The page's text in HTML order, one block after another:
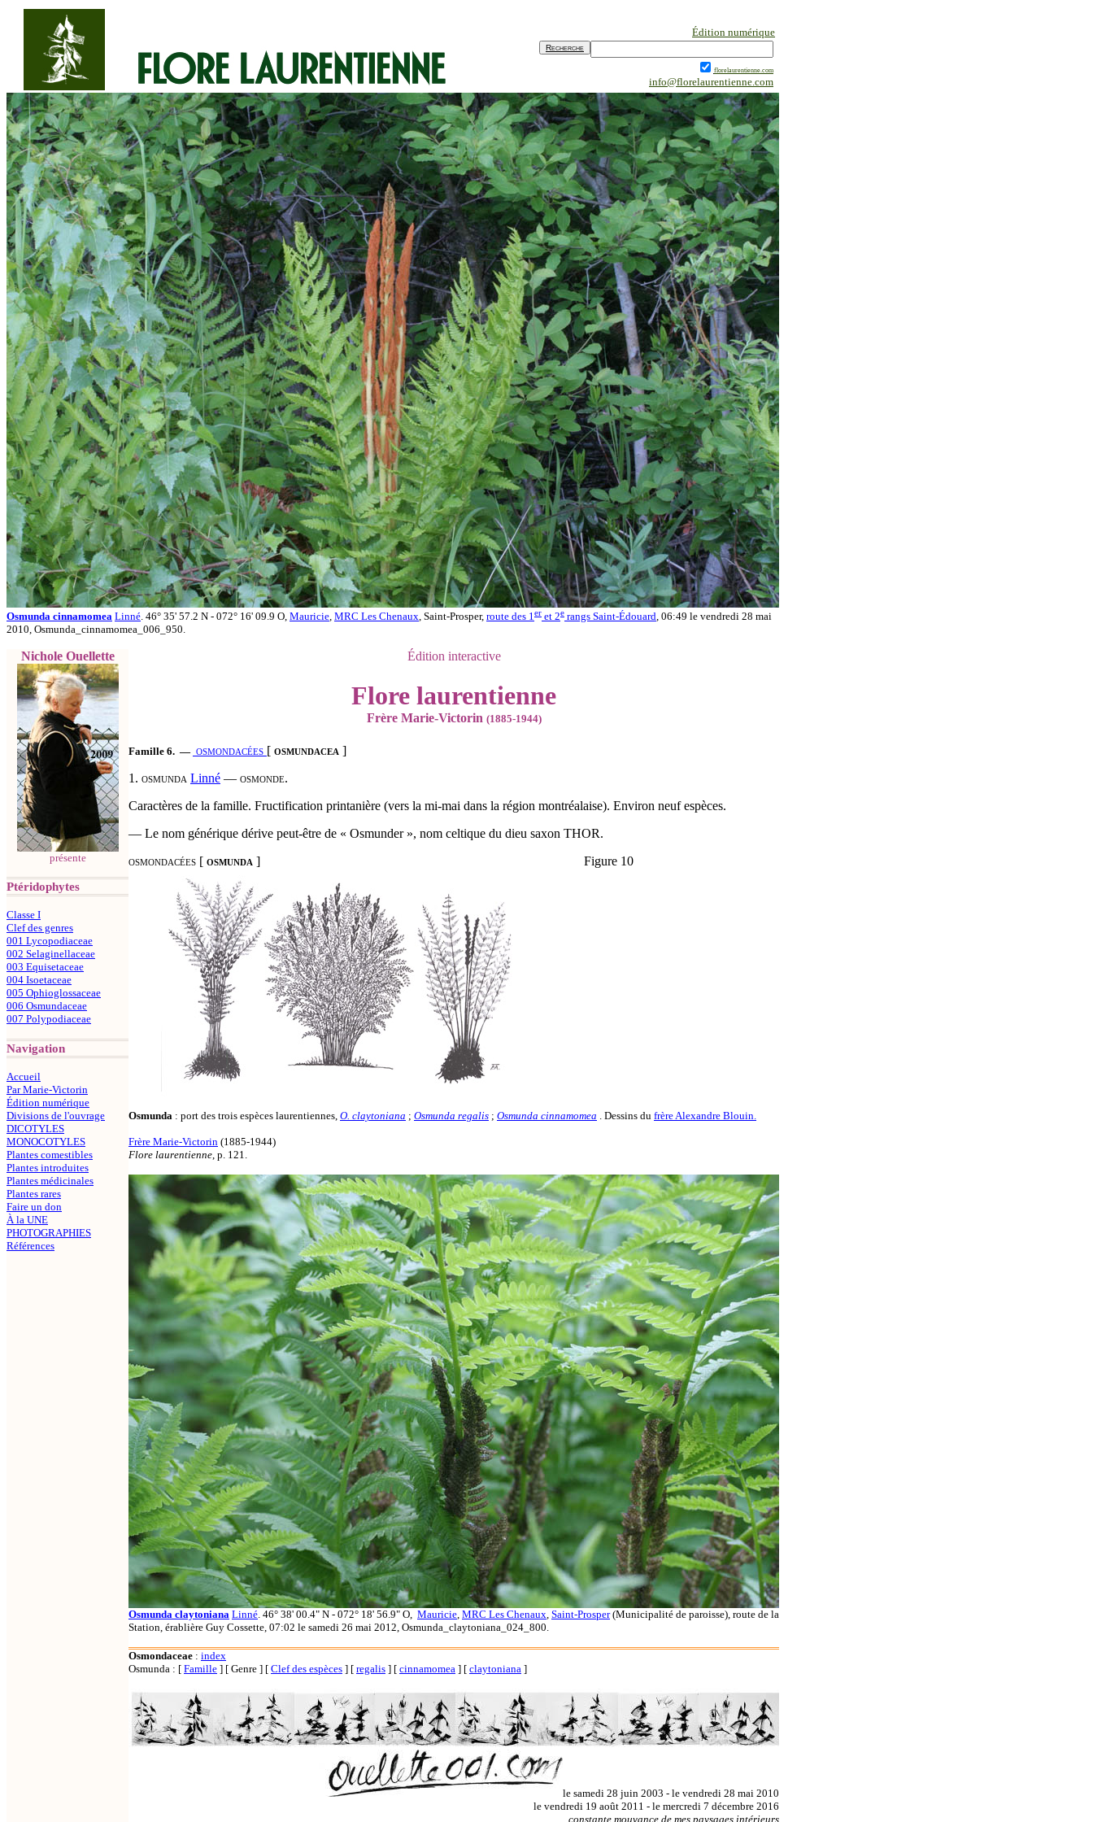
Édition numérique
florelaurentienne.com
info@florelaurentienne.com
Osmunda cinnamomea Linné. 46° 35' 57.2 N - 072° 16' 09.9 O, Mauricie, MRC Les Chenaux, Saint-Prosper, route des 1er et 2e rangs Saint-Édouard, 06:49 le vendredi 28 mai
2010, Osmunda_cinnamomea_006_950.
Nichole Ouellette
présente
Ptéridophytes
Classe I
Clef des genres
001 Lycopodiaceae
002 Selaginellaceae
003 Equisetaceae
004 Isoetaceae
005 Ophioglossaceae
006 Osmundaceae
007 Polypodiaceae
Navigation
Accueil
Par Marie-Victorin
Édition numérique
Divisions de l'ouvrage
DICOTYLES
MONOCOTYLES
Plantes comestibles
Plantes introduites
Plantes médicinales
Plantes rares
Faire un don
À la UNE
PHOTOGRAPHIES
Références
Édition interactive
Flore laurentienne
Frère Marie-Victorin (1885-1944)
Famille 6. ― osmondacées [ osmundacea ]
1. osmunda Linné — osmonde.
Caractères de la famille. Fructification printanière (vers la mi-mai dans la région montréalaise). Environ neuf espèces.
— Le nom générique dérive peut-être de « Osmunder », nom celtique du dieu saxon THOR.
osmondacées [ osmunda ] Figure 10
Osmunda : port des trois espèces laurentiennes, O. claytoniana ; Osmunda regalis ; Osmunda cinnamomea . Dessins du frère Alexandre Blouin.
Frère Marie-Victorin (1885-1944)
Flore laurentienne , p. 121.
Osmunda claytoniana Linné . 46° 38' 00.4" N - 072° 18' 56.9" O, Mauricie MRC Les Chenaux Saint-Prosper(Municipalité de paroisse), route de la
Station, érablière Guy Cossette, 07:02 le samedi 26 mai 2012, Osmunda_claytoniana_024_800.
Osmondaceae : index
Osmunda : [ Famille ] [ Genre ] [ Clef des espèces ] [ regalis ] [ cinnamomea ] [ claytoniana ]
le samedi 28 juin 2003 - le vendredi 28 mai 2010
le vendredi 19 août 2011 - le mercredi 7 décembre 2016
constante mouvance de mes paysages intérieurs